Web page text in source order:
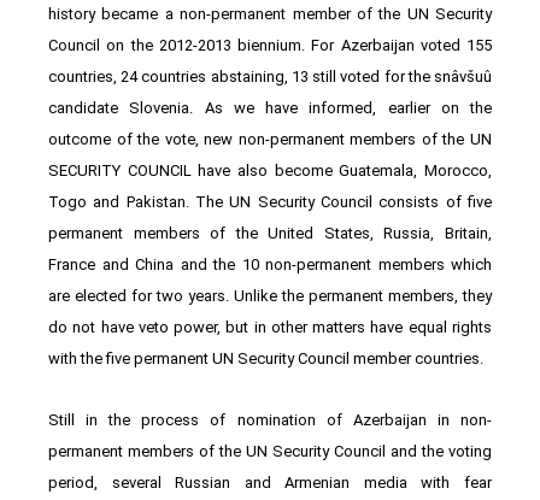
history became a non-permanent member of the UN Security
Council on the 2012-2013 biennium. For Azerbaijan voted 155
countries, 24 countries abstaining, 13 still voted for the snâvšuû
candidate Slovenia. As we have informed, earlier on the
outcome of the vote, new non-permanent members of the UN
SECURITY COUNCIL have also become Guatemala, Morocco,
Togo and Pakistan. The UN Security Council consists of five
permanent members of the United States, Russia, Britain,
France and China and the 10 non-permanent members which
are elected for two years. Unlike the permanent members, they
do not have veto power, but in other matters have equal rights
with the five permanent UN Security Council member countries.
Still in the process of nomination of Azerbaijan in non-
permanent members of the UN Security Council and the voting
period, several Russian and Armenian media with fear